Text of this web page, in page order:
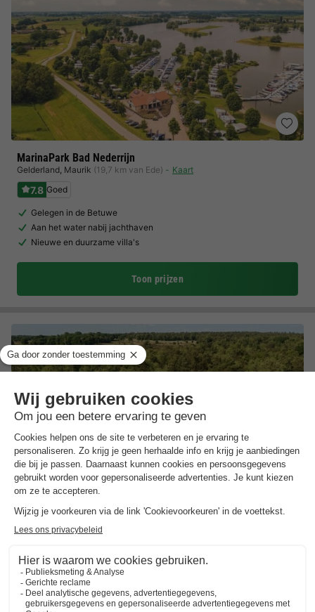
MarinaPark Bad Nederrijn
Gelderland, Maurik (19,7 km van Ede) Kaart
7.8 Goed
Gelegen in de Betuwe
Aan het water nabij jachthaven
Nieuwe en duurzame villa's
Toon prijzen
Landal Bungalowpark Hoenderloo
Gelderland Hoenderloo (19 km van Ede) Kaart
7.5 Goed
Verwarmd buitenzwembad met kinderbad
Autovrij, gezinsvriendelijk park